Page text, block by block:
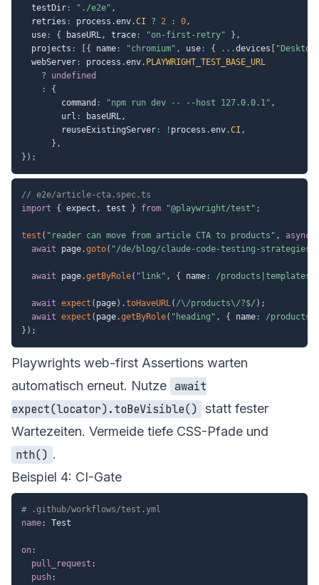
  testDir
: "./e2e" ,
  retries
: process .env.CI ? 2 : 0,
  use
: { baseURL, trace : "on-first-retry" } ,
  projects
: { name : "chromium" , use : { ...devices
"Desktop
  webServer
: process .env. PLAYWRIGHT_TEST_BASE_URL
?
undefined
:
{
        command
: "npm run dev -- --host 127.0.0.1" ,
        url
: baseURL,
        reuseExistingServer
: ! process .env.CI ,
} ,
} ) ;
// e2e/article-cta.spec.ts
import
{ expect , test } from "@playwright/test" ;
test ( "reader can move from article CTA to products" , async
await page.goto( "/de/blog/claude-code-testing-strategies"
await page.getByRole( "link" , { name : /
await expect ( page) .toHaveURL( /\/products\/?$/ ) ;
await expect ( page.getByRole( "heading" , { name : /
} ) ;
Playwrights web-first Assertions warten
automatisch erneut. Nutze await
expect(locator).toBeVisible() statt fester
Wartezeiten. Vermeide tiefe CSS-Pfade und
nth() .
Beispiel 4: CI-Gate
# .github/workflows/test.yml
name: Test
on:
pull_request :
push: